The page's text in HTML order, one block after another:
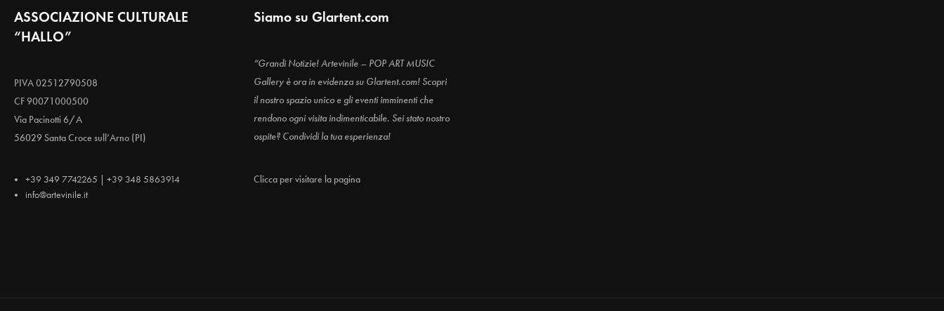
ASSOCIAZIONE CULTURALE
“HALLO”
PIVA 02512790508
CF 90071000500
Via Pacinotti 6/A
56029 Santa Croce sull’Arno (PI)
+39 349 7742265 | +39 348 5863914
info@artevinile.it
Siamo su Glartent.com
“Grandi Notizie! Artevinile – POP ART MUSIC
Gallery è ora in evidenza su Glartent.com! Scopri
il nostro spazio unico e gli eventi imminenti che
rendono ogni visita indimenticabile. Sei stato nostro
ospite? Condividi la tua esperienza!
Clicca per visitare la pagina